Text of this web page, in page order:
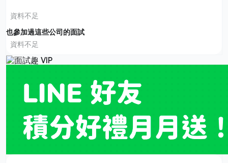
資料不足
也參加過這些公司的面試
資料不足